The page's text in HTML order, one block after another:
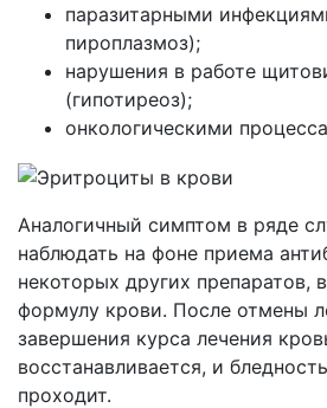
паразитарными
пироплазмоз);
нарушения в работе
(гипотиреоз);
онкологическими
Аналогичный симптом в ряде
наблюдать на фоне приема
некоторых других препаратов,
формулу крови. После отмены
завершения курса лечения
восстанавливается, и
проходит.